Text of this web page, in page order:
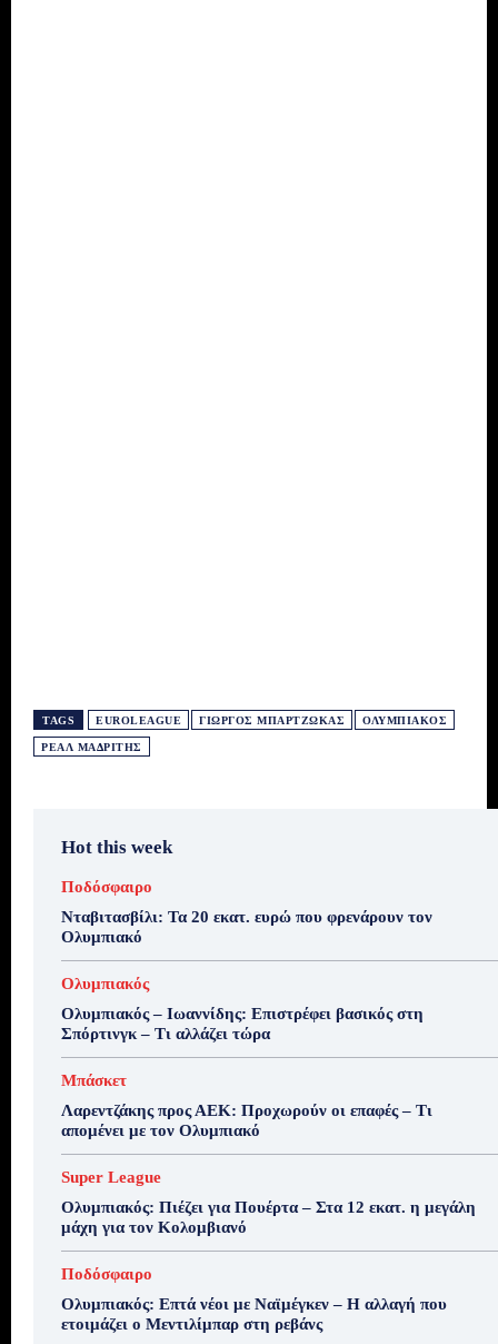
TAGS EUROLEAGUE ΓΙΏΡΓΟΣ ΜΠΑΡΤΖΏΚΑΣ ΟΛΥΜΠΙΑΚΌΣ
ΡΕΆΛ ΜΑΔΡΊΤΗΣ
Hot this week
Ποδόσφαιρο
Νταβιτασβίλι: Τα 20 εκατ. ευρώ που φρενάρουν τον
Ολυμπιακό
Ολυμπιακός
Ολυμπιακός – Ιωαννίδης: Επιστρέφει βασικός στη
Σπόρτινγκ – Τι αλλάζει τώρα
Μπάσκετ
Λαρεντζάκης προς ΑΕΚ: Προχωρούν οι επαφές – Τι
απομένει με τον Ολυμπιακό
Super League
Ολυμπιακός: Πιέζει για Πουέρτα – Στα 12 εκατ. η μεγάλη
μάχη για τον Κολομβιανό
Ποδόσφαιρο
Ολυμπιακός: Επτά νέοι με Ναϊμέγκεν – Η αλλαγή που
ετοιμάζει ο Μεντιλίμπαρ στη ρεβάνς